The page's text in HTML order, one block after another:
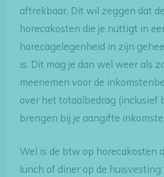
aftrekbaar. Dit wil zeggen dat
horecakosten die je nuttigt in
horecagelegenheid in zijn
is. Dit mag je dan wel weer als
meenemen voor de
over het totaalbedrag (inclusief
brengen bij je aangifte
Wel is de btw op horecakosten
lunch of diner op de huisvesting